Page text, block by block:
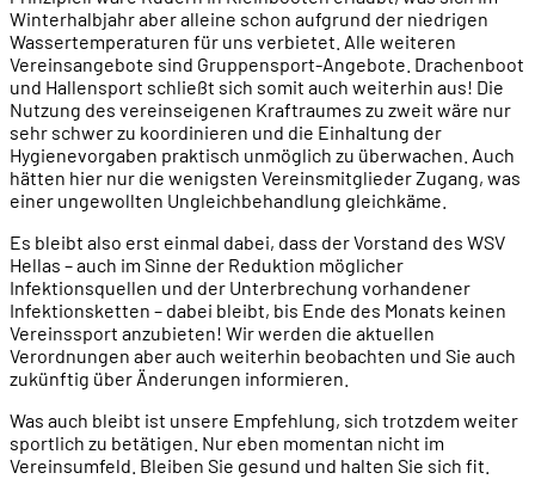
Winterhalbjahr aber alleine schon aufgrund der niedrigen
Wassertemperaturen für uns verbietet. Alle weiteren
Vereinsangebote sind Gruppensport-Angebote. Drachenboot
und Hallensport schließt sich somit auch weiterhin aus! Die
Nutzung des vereinseigenen Kraftraumes zu zweit wäre nur
sehr schwer zu koordinieren und die Einhaltung der
Hygienevorgaben praktisch unmöglich zu überwachen. Auch
hätten hier nur die wenigsten Vereinsmitglieder Zugang, was
einer ungewollten Ungleichbehandlung gleichkäme.
Es bleibt also erst einmal dabei, dass der Vorstand des WSV
Hellas – auch im Sinne der Reduktion möglicher
Infektionsquellen und der Unterbrechung vorhandener
Infektionsketten – dabei bleibt, bis Ende des Monats keinen
Vereinssport anzubieten! Wir werden die aktuellen
Verordnungen aber auch weiterhin beobachten und Sie auch
zukünftig über Änderungen informieren.
Was auch bleibt ist unsere Empfehlung, sich trotzdem weiter
sportlich zu betätigen. Nur eben momentan nicht im
Vereinsumfeld. Bleiben Sie gesund und halten Sie sich fit.